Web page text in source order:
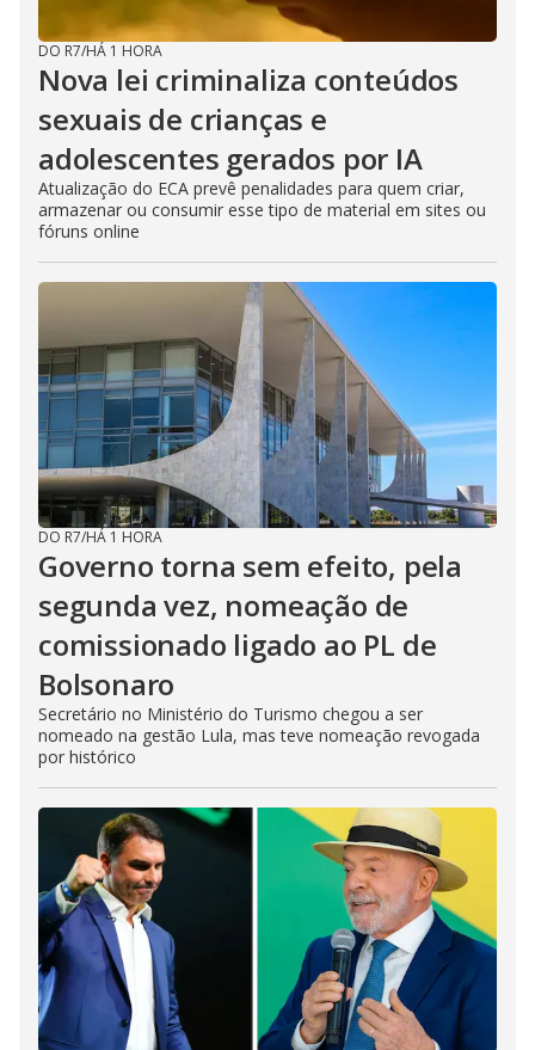
DO R7/HÁ 1 HORA
Nova lei criminaliza conteúdos
sexuais de crianças e
adolescentes gerados por IA
Atualização do ECA prevê penalidades para quem criar,
armazenar ou consumir esse tipo de material em sites ou
fóruns online
DO R7/HÁ 1 HORA
Governo torna sem efeito, pela
segunda vez, nomeação de
comissionado ligado ao PL de
Bolsonaro
Secretário no Ministério do Turismo chegou a ser
nomeado na gestão Lula, mas teve nomeação revogada
por histórico